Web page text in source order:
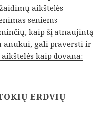
aikštelės
seniems
kaip šį atnaujintą
anūkui, gali praversti ir
kaip dovana:
ERDVIŲ